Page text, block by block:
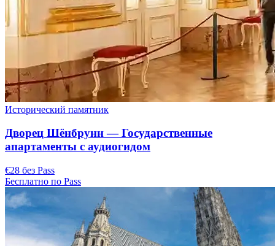
Исторический памятник
Дворец Шёнбрунн — Государственные
апартаменты с аудиогидом
€28 без Pass
Бесплатно по Pass